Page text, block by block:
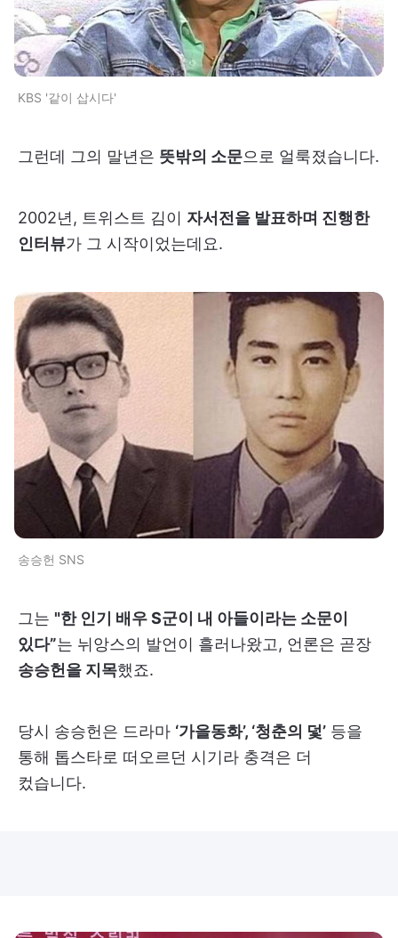
KBS '같이 삽시다'
그런데 그의 말년은 뜻밖의 소문으로 얼룩졌습니다.
2002년, 트위스트 김이 자서전을 발표하며 진행한
인터뷰가 그 시작이었는데요.
송승헌 SNS
그는 "한 인기 배우 S군이 내 아들이라는 소문이
있다”는 뉘앙스의 발언이 흘러나왔고, 언론은 곧장
송승헌을 지목했죠.
당시 송승헌은 드라마 ‘가을동화’, ‘청춘의 덫’ 등을
통해 톱스타로 떠오르던 시기라 충격은 더
컸습니다.